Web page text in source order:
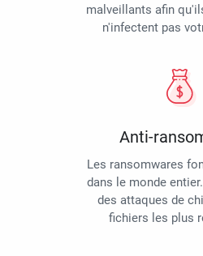
malveillants afin
n'infectent pas
Anti-
Les ransomwares
dans le monde
des attaques de
fichiers les plus